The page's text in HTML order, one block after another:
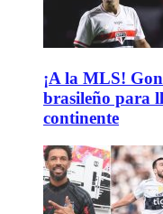
¡A la MLS!
brasileño para
continente